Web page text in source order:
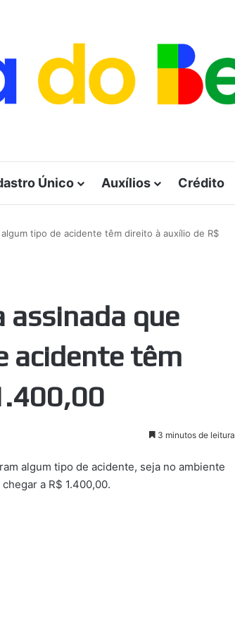
Único Auxílios Crédito
tipo de acidente têm direito à auxílio de R$
assinada que
acidente têm
3 minutos de leitura
algum tipo de acidente, seja no ambiente
a R$ 1.400,00.